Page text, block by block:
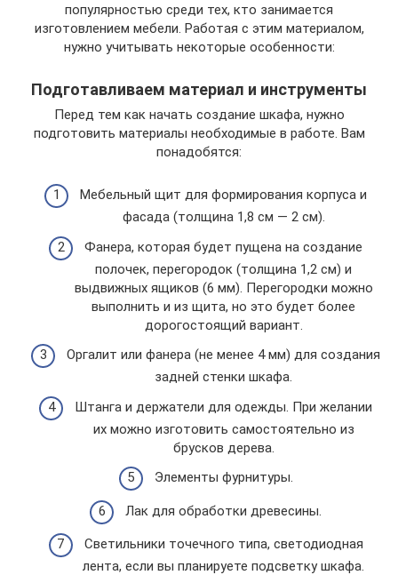
популярностью среди тех, кто занимается
изготовлением мебели. Работая с этим материалом,
нужно учитывать некоторые особенности:
Подготавливаем материал и инструменты
Перед тем как начать создание шкафа, нужно
подготовить материалы необходимые в работе. Вам
понадобятся:
Мебельный щит для формирования корпуса и
фасада (толщина 1,8 см — 2 см).
Фанера, которая будет пущена на создание
полочек, перегородок (толщина 1,2 см) и
выдвижных ящиков (6 мм). Перегородки можно
выполнить и из щита, но это будет более
дорогостоящий вариант.
Оргалит или фанера (не менее 4 мм) для создания
задней стенки шкафа.
Штанга и держатели для одежды. При желании
их можно изготовить самостоятельно из
брусков дерева.
Элементы фурнитуры.
Лак для обработки древесины.
Светильники точечного типа, светодиодная
лента, если вы планируете подсветку шкафа.